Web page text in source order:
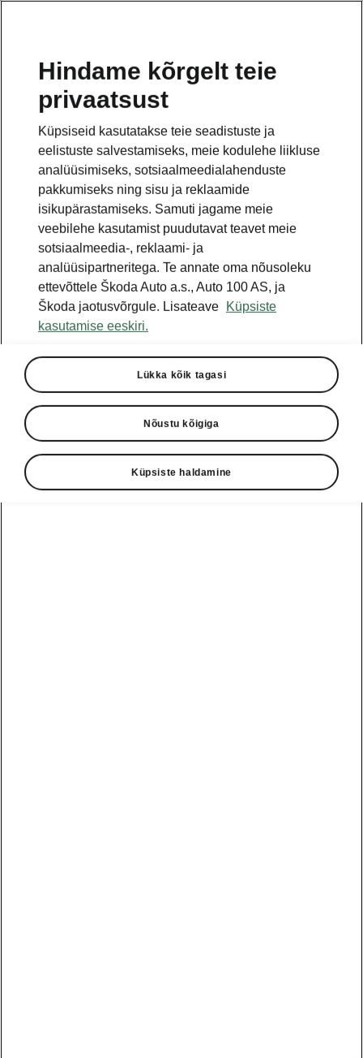
Hindame kõrgelt teie
privaatsust
Küpsiseid kasutatakse teie seadistuste ja
eelistuste salvestamiseks, meie kodulehe liikluse
analüüsimiseks, sotsiaalmeedialahenduste
pakkumiseks ning sisu ja reklaamide
isikupärastamiseks. Samuti jagame meie
veebilehe kasutamist puudutavat teavet meie
sotsiaalmeedia-, reklaami- ja
analüüsipartneritega. Te annate oma nõusoleku
ettevõttele Škoda Auto a.s., Auto 100 AS, ja
Škoda jaotusvõrgule. Lisateave
Küpsiste
kasutamise eeskiri.
Lükka kõik tagasi
Nõustu kõigiga
Küpsiste haldamine